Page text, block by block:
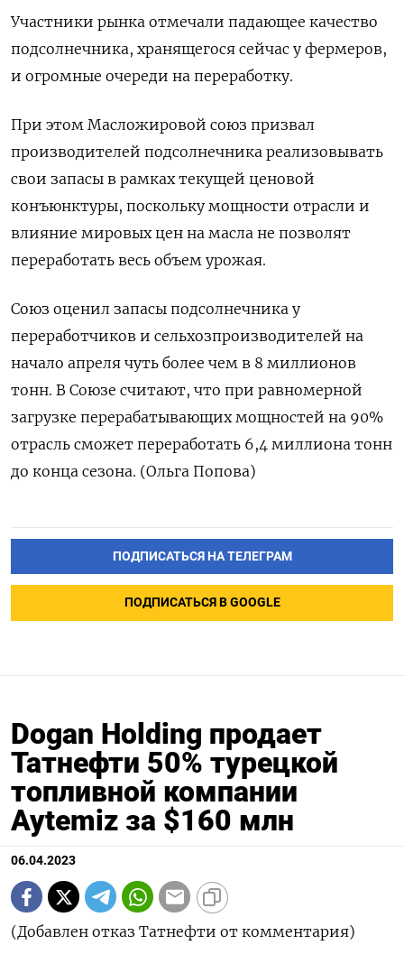
Участники рынка отмечали падающее качество
подсолнечника, хранящегося сейчас у фермеров,
и огромные очереди на переработку.
При этом Масложировой союз призвал
производителей подсолнечника реализовывать
свои запасы в рамках текущей ценовой
конъюнктуры, поскольку мощности отрасли и
влияние мировых цен на масла не позволят
переработать весь объем урожая.
Союз оценил запасы подсолнечника у
переработчиков и сельхозпроизводителей на
начало апреля чуть более чем в 8 миллионов
тонн. В Союзе считают, что при равномерной
загрузке перерабатывающих мощностей на 90%
отрасль сможет переработать 6,4 миллиона тонн
до конца сезона. (Ольга Попова)
ПОДПИСАТЬСЯ НА ТЕЛЕГРАМ
ПОДПИСАТЬСЯ В GOOGLE
Dogan Holding продает
Татнефти 50% турецкой
топливной компании
Aytemiz за $160 млн
06.04.2023
(Добавлен отказ Татнефти от комментария)